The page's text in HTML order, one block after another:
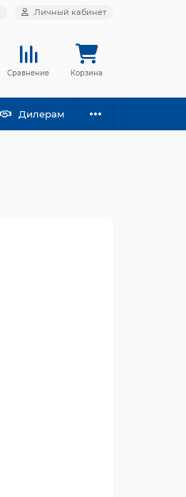
Личный кабинет
Сравнение Корзина
Дилерам